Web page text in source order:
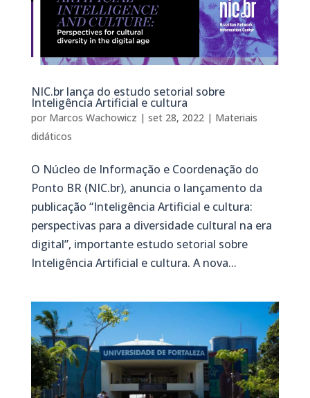
NIC.br lança do estudo setorial sobre
Inteligência Artificial e cultura
por Marcos Wachowicz | set 28, 2022| Materiais
didáticos
O Núcleo de Informação e Coordenação do
Ponto BR (NIC.br), anuncia o lançamento da
publicação “Inteligência Artificial e cultura:
perspectivas para a diversidade cultural na era
digital”, importante estudo setorial sobre
Inteligência Artificial e cultura. A nova...